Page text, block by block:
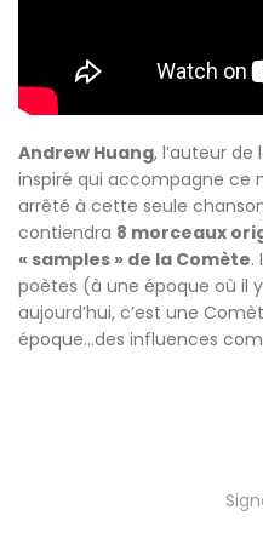
Andrew Huang, l’auteur de
inspiré qui accompagne ce
arrêté à cette seule
contiendra 8 morceaux
« samples » de la Comète.
poètes (à une époque où il
aujourd’hui, c’est une
époque…des influences